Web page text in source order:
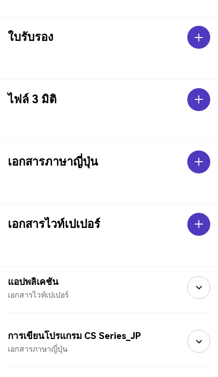
ใบรับรอง
ไฟล์ 3 มิติ
เอกสารภาษาญี่ปุ่น
เอกสารไวท์เปเปอร์
แอปพลิเคชัน
เอกสารไวท์เปเปอร์
การเขียนโปรแกรม CS Series_JP
เอกสารภาษาญี่ปุ่น